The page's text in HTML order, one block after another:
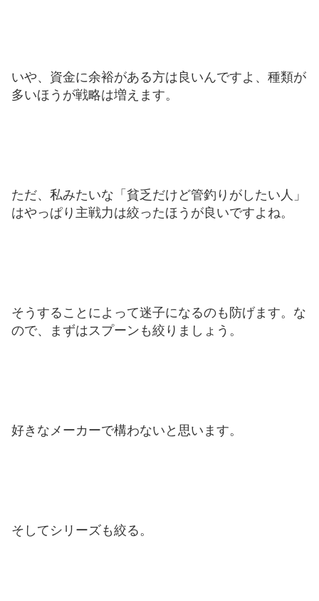
いや、資金に余裕がある方は良いんですよ、種類が
多いほうが戦略は増えます。
ただ、私みたいな「貧乏だけど管釣りがしたい人」
はやっぱり主戦力は絞ったほうが良いですよね。
そうすることによって迷子になるのも防げます。 な
ので、まずはスプーンも絞りましょう。
好きなメーカーで構わないと思います。
そしてシリーズも絞る。